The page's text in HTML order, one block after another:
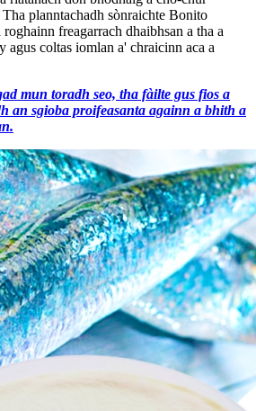
planntachadh sònraichte Bonito
freagarrach dhaibhsan a tha a
agus coltas iomlan a' chraicinn aca a
mun toradh seo, tha fàilte gus fios a
an sgioba proifeasanta againn a bhith a